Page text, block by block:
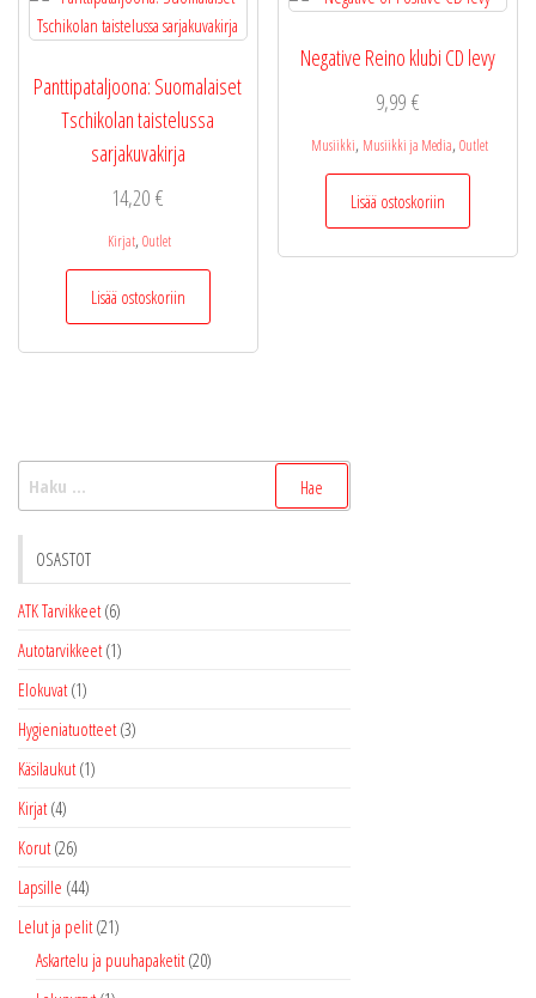
Panttipataljoona: Suomalaiset
Tschikolan taistelussa
sarjakuvakirja
14,20€
Kirjat, Outlet
Lisää ostoskoriin
Negative Reino klubi CD levy
9,99€
Musiikki, Musiikki ja Media, Outlet
Lisää ostoskoriin
Haku:
OSASTOT
ATK Tarvikkeet (6)
Autotarvikkeet (1)
Elokuvat (1)
Hygieniatuotteet (3)
Käsilaukut (1)
Kirjat (4)
Korut (26)
Lapsille (44)
Lelut ja pelit (21)
Askartelu ja puuhapaketit (20)